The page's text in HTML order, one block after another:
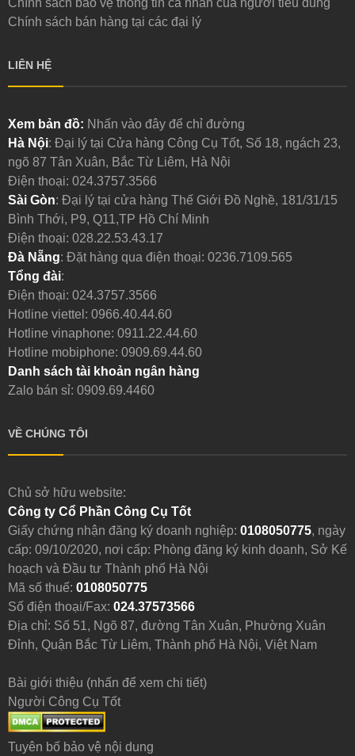
Chính sách bảo vệ thông tin cá nhân của người tiêu dùng
Chính sách bán hàng tại các đại lý
LIÊN HỆ
Xem bản đồ: Nhấn vào đây để chỉ đường
Hà Nội: Đại lý tại Cửa hàng Công Cụ Tốt, Số 18, ngách 23,
ngõ 87 Tân Xuân, Bắc Từ Liêm, Hà Nội
Điện thoại: 024.3757.3566
Sài Gòn: Đại lý tại cửa hàng Thế Giới Đồ Nghề, 181/31/15
Bình Thới, P9, Q11,TP Hồ Chí Minh
Điện thoại: 028.22.53.43.17
Đà Nẵng: Đặt hàng qua điện thoại: 0236.7109.565
Tổng đài:
Điện thoại: 024.3757.3566
Hotline viettel: 0966.40.44.60
Hotline vinaphone: 0911.22.44.60
Hotline mobiphone: 0909.69.44.60
Danh sách tài khoản ngân hàng
Zalo bán sỉ: 0909.69.4460
VỀ CHÚNG TÔI
Chủ sở hữu website:
Công ty Cổ Phần Công Cụ Tốt
Giấy chứng nhận đăng ký doanh nghiệp: 0108050775, ngày
cấp: 09/10/2020, nơi cấp: Phòng đăng ký kinh doanh, Sở Kế
hoạch và Đầu tư Thành phố Hà Nội
Mã số thuế: 0108050775
Số điện thoại/Fax: 024.37573566
Địa chỉ: Số 51, Ngõ 87, đường Tân Xuân, Phường Xuân
Đỉnh, Quận Bắc Từ Liêm, Thành phố Hà Nội, Việt Nam
Bài giới thiệu (nhấn để xem chi tiết)
Người Công Cụ Tốt
Tuyên bố bảo vệ nội dung